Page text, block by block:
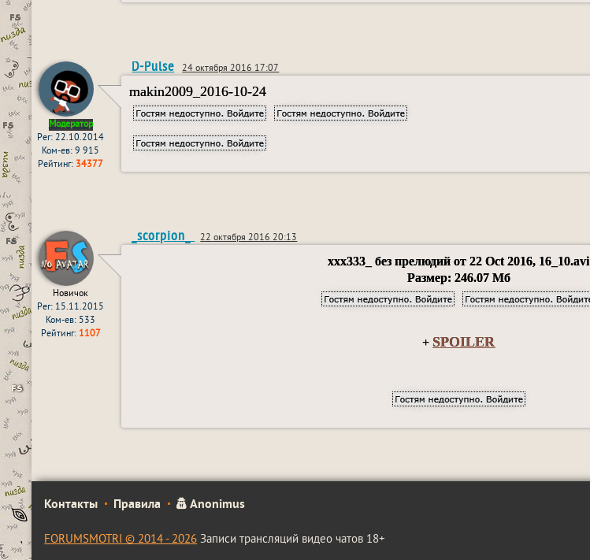
Модератор
Рег: 22.10.2014
Ком-ев: 9 915
Рейтинг: 34377
D-Pulse 24 октября 2016 17:07
makin2009_2016-10-24
Новичок
Рег: 15.11.2015
Ком-ев: 533
Рейтинг: 1107
_scorpion_ 22 октября 2016 20:13
ххх333_ без прелюдий от 22 Oct 2016, 16_10.avi
Размер: 246.07 Мб
+ SPOILER
Контакты Правила Anonimus
FORUMSMOTRI © 2014 - 2026Записи трансляций видео чатов 18+